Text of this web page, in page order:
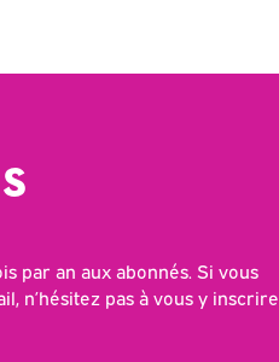
par an aux abonnés. Si vous
n’hésitez pas à vous y inscrire